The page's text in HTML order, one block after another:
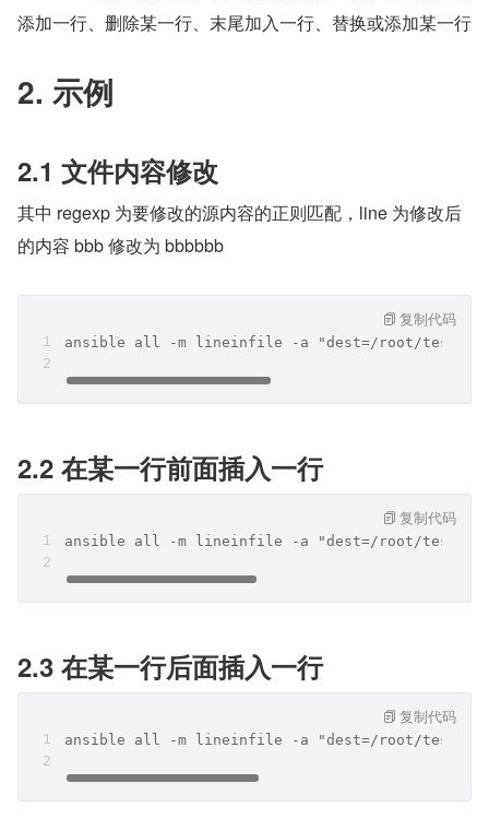
添加一行、删除某一行、末尾加入一行、替换或添加某一行
2. 示例
2.1 文件内容修改
其中 regexp 为要修改的源内容的正则匹配，line 为修改后
的内容 bbb 修改为 bbbbbb
ansible all -m lineinfile -a "dest=/root/test.txt
复制代码
2.2 在某一行前面插入一行
ansible all -m lineinfile -a "dest=/root/
复制代码
2.3 在某一行后面插入一行
ansible all -m lineinfile -a "dest=/root/
复制代码